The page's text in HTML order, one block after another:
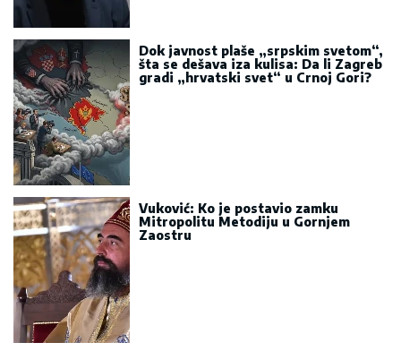
Dok javnost plaše „srpskim svetom“,
šta se dešava iza kulisa: Da li Zagreb
gradi „hrvatski svet“ u Crnoj Gori?
Vuković: Ko je postavio zamku
Mitropolitu Metodiju u Gornjem
Zaostru